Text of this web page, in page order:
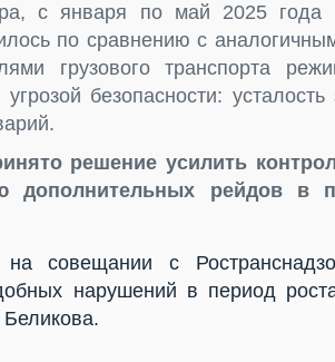
с января по май 2025 года
по сравнению с
грузового транспорта
угрозой безопасности:
решение усилить
рейдов в
на совещании с
нарушений в период